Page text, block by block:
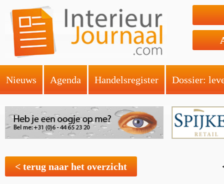
Nieuws Agenda Handelsregister Dossier:
< terug naar het overzicht